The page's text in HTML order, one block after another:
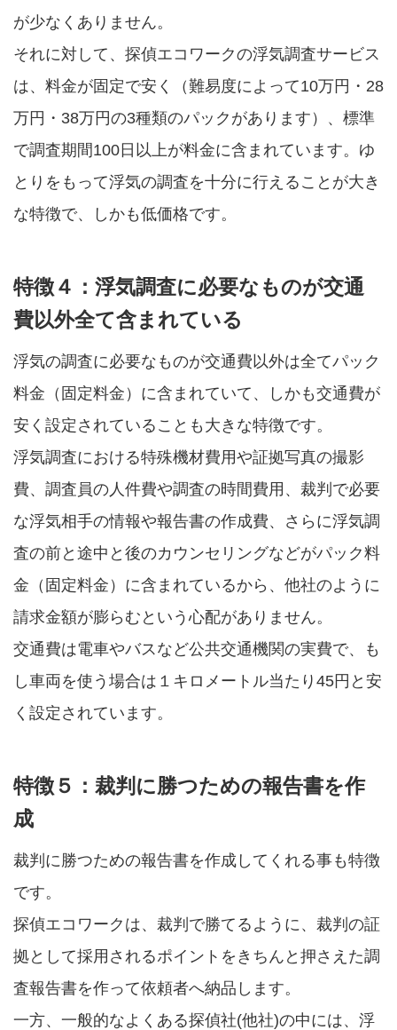
が少なくありません。
それに対して、探偵エコワークの浮気調査サービス
は、料金が固定で安く（難易度によって10万円・28
万円・38万円の3種類のパックがあります）、標準
で調査期間100日以上が料金に含まれています。ゆ
とりをもって浮気の調査を十分に行えることが大き
な特徴で、しかも低価格です。
特徴４：浮気調査に必要なものが交通
費以外全て含まれている
浮気の調査に必要なものが交通費以外は全てパック
料金（固定料金）に含まれていて、しかも交通費が
安く設定されていることも大きな特徴です。
浮気調査における特殊機材費用や証拠写真の撮影
費、調査員の人件費や調査の時間費用、裁判で必要
な浮気相手の情報や報告書の作成費、さらに浮気調
査の前と途中と後のカウンセリングなどがパック料
金（固定料金）に含まれているから、他社のように
請求金額が膨らむという心配がありません。
交通費は電車やバスなど公共交通機関の実費で、も
し車両を使う場合は１キロメートル当たり45円と安
く設定されています。
特徴５：裁判に勝つための報告書を作
成
裁判に勝つための報告書を作成してくれる事も特徴
です。
探偵エコワークは、裁判で勝てるように、裁判の証
拠として採用されるポイントをきちんと押さえた調
査報告書を作って依頼者へ納品します。
一方、一般的なよくある探偵社(他社)の中には、浮